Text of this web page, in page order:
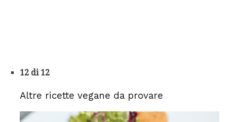
12 di 12
Altre ricette vegane da provare